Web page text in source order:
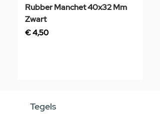
Rubber Manchet 40x32 Mm
Zwart
Prijs
€ 4,50
Tegels